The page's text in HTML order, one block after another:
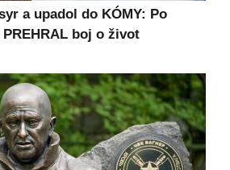
a upadol do KÓMY: Po
boj o život